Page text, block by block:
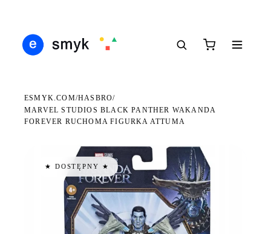
ESMYK.COM/HASBRO/
MARVEL STUDIOS BLACK PANTHER WAKANDA
FOREVER RUCHOMA FIGURKA ATTUMA
★ DOSTĘPNY ★